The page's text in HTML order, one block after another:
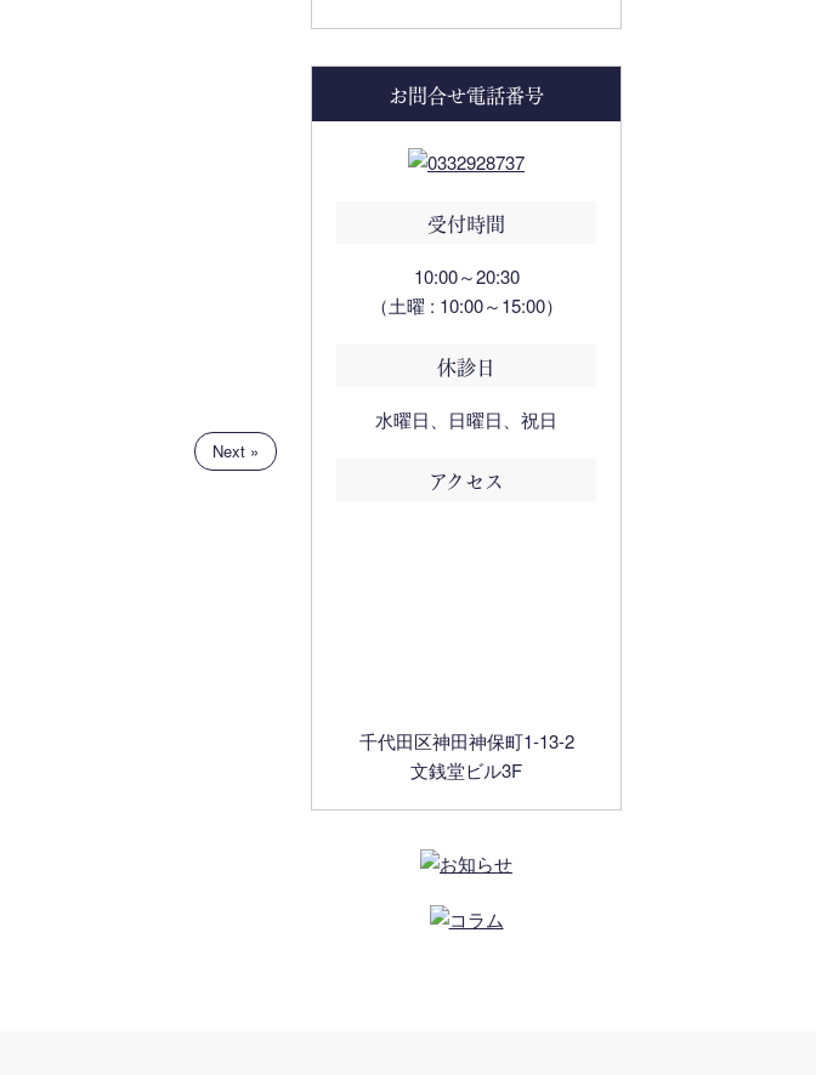
Next »
お問合せ電話番号
受付時間
10:00～20:30
（土曜 : 10:00～15:00）
休診日
水曜日、日曜日、祝日
アクセス
千代田区神田神保町1-13-2
文銭堂ビル3F